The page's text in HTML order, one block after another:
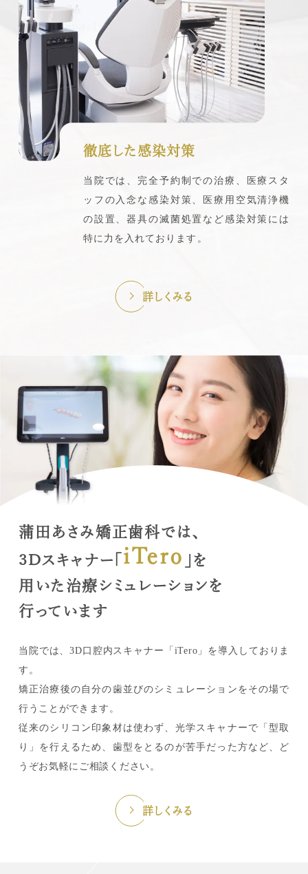
徹底した感染対策
当院では、完全予約制での治療、医療スタ
ッフの入念な感染対策、医療用空気清浄機
の設置、器具の滅菌処置など感染対策には
特に力を入れております。
詳しくみる
蒲田あさみ矯正歯科では、
3Dスキャナー「 iTero
」を
用いた治療シミュレーションを
行っています
当院では、3D口腔内スキャナー「iTero」を導入しておりま
す。
矯正治療後の自分の歯並びのシミュレーションをその場で
行うことができます。
従来のシリコン印象材は使わず、光学スキャナーで「型取
り」を行えるため、歯型をとるのが苦手だった方など、ど
うぞお気軽にご相談ください。
詳しくみる